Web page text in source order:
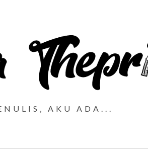
AKU ADA...